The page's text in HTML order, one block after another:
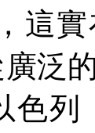
這
泛
色